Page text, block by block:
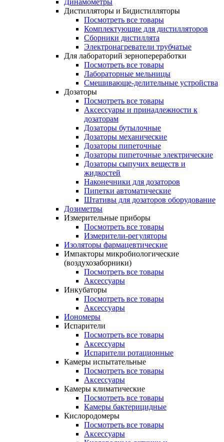
Динамометры
Дистилляторы и Бидистилляторы
Посмотреть все товары
Комплектующие для дистилляторов
Сборники дистиллята
Электронагреватели трубчатые
Для лабораторий зернопереработки
Посмотреть все товары
Лабораторные мельницы
Смешивающе-делительные устройства
Дозаторы
Посмотреть все товары
Аксессуары и принадлежности к
дозаторам
Дозаторы бутылочные
Дозаторы механические
Дозаторы пипеточные
Дозаторы пипеточные электрические
Дозаторы сыпучих веществ и
жидкостей
Наконечники для дозаторов
Пипетки автоматические
Штативы для дозаторов оборудование
Дозиметры
Измерительные приборы
Посмотреть все товары
Измерители-регуляторы
Изоляторы фармацевтические
Импакторы микробиологические
(воздухозаборники)
Посмотреть все товары
Аксессуары
Инкубаторы
Посмотреть все товары
Аксессуары
Иономеры
Испарители
Посмотреть все товары
Аксессуары
Испарители ротационные
Камеры испытательные
Посмотреть все товары
Аксессуары
Камеры климатические
Посмотреть все товары
Камеры бактерицидные
Кислородомеры
Посмотреть все товары
Аксессуары